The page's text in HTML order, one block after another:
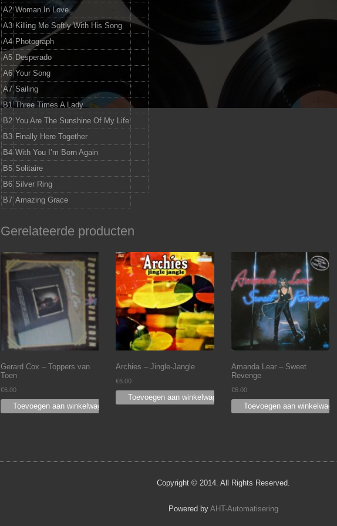
A2 Woman In Love
A3 Killing Me Softly With His Song
A4 Photograph
A5 Desperado
A6 Your Song
A7 Sailing
B1 Three Times A Lady
B2 You Are The Sunshine Of My Life
B3 Finally Here Together
B4 With You I’m Born Again
B5 Solitaire
B6 Silver Ring
B7 Amazing Grace
Gerelateerde producten
Gerard Cox – Toppers van
Toen
€6.00
Toevoegen aan winkelwagen
Archies – Jingle-Jangle
€6.00
Toevoegen aan winkelwagen
Amanda Lear – Sweet
Revenge
€6.00
Toevoegen aan winkelwagen
Copyright © 2014. All Rights Reserved.
Powered byAHT-Automatisering